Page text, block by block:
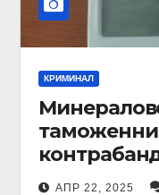
КРИМИНАЛ
изделий на
АПР 22, 2025